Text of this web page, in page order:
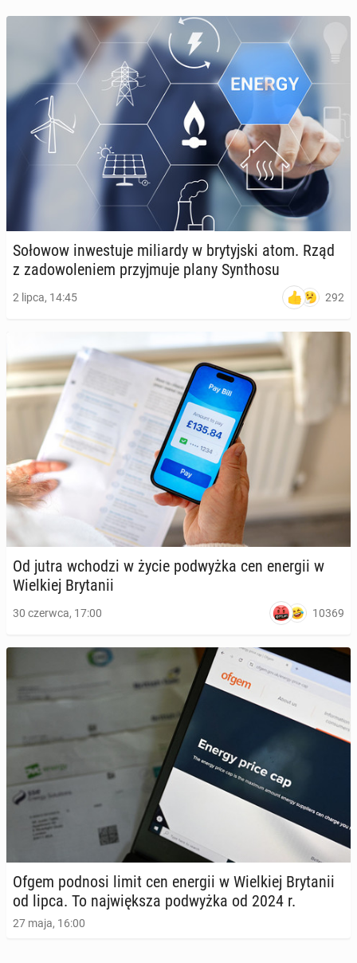
Sołowow in­we­stu­je mi­liar­dy w bry­tyj­ski atom. Rząd
z za­do­wo­le­niem przyj­mu­je plany Syn­tho­su
2 lipca, 14:45 292
Od jutra wchodzi w życie pod­wyż­ka cen energii w
Wiel­kiej Bry­ta­nii
30 czerwca, 17:00 10369
Ofgem podnosi limit cen energii w Wiel­kiej Bry­ta­nii
od lipca. To naj­więk­sza pod­wyż­ka od 2024 r.
27 maja, 16:00